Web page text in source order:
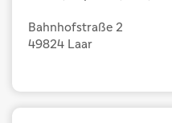
Bahnhofstraße 2
49824 Laar